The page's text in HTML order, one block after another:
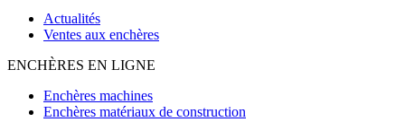
Actualités
Ventes aux enchères
ENCHÈRES EN LIGNE
Enchères machines
Enchères matériaux de construction